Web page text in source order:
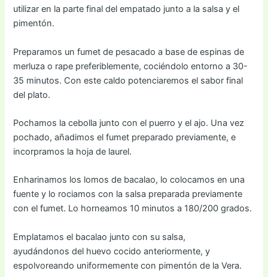
utilizar en la parte final del empatado junto a la salsa y el
pimentón.
Preparamos un fumet de pesacado a base de espinas de
merluza o rape preferiblemente, cociéndolo entorno a 30-
35 minutos. Con este caldo potenciaremos el sabor final
del plato.
Pochamos la cebolla junto con el puerro y el ajo. Una vez
pochado, añadimos el fumet preparado previamente, e
incorpramos la hoja de laurel.
Enharinamos los lomos de bacalao, lo colocamos en una
fuente y lo rociamos con la salsa preparada previamente
con el fumet. Lo horneamos 10 minutos a 180/200 grados.
Emplatamos el bacalao junto con su salsa,
ayudándonos del huevo cocido anteriormente, y
espolvoreando uniformemente con pimentón de la Vera.